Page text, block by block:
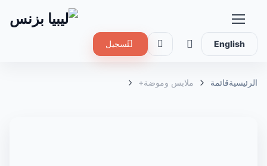
English تسجيل
الرئيسيةقائمة ملابس وموضة+